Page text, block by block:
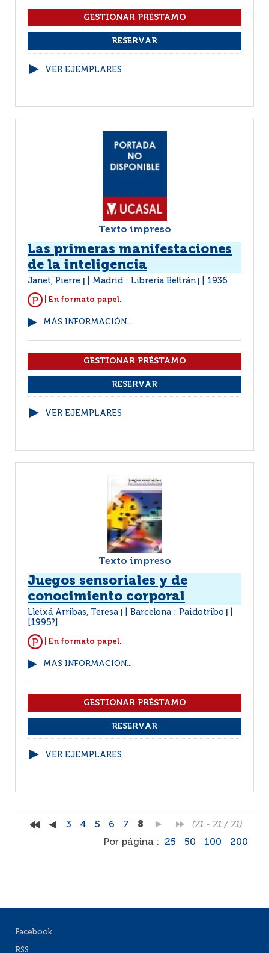
VER EJEMPLARES
Texto impreso
Las primeras manifestaciones
de la inteligencia
Janet, Pierre Madrid : Librería Beltrán 1936
| En formato papel.
MÁS INFORMACIÓN...
VER EJEMPLARES
Texto impreso
Juegos sensoriales y de
conocimiento corporal
Lleixá Arribas, Teresa Barcelona : Paidotribo
[1995?]
| En formato papel.
MÁS INFORMACIÓN...
VER EJEMPLARES
3 4 5 6 7 8
(71 - 71 / 71)
Por página :
25 50 100 200
Facebook
RSS